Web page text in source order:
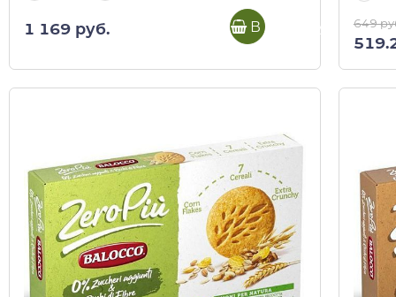
1 169 руб. В корзину 649